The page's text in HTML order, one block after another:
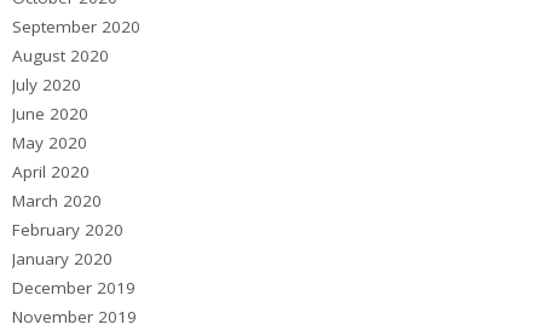
September 2020
August 2020
July 2020
June 2020
May 2020
April 2020
March 2020
February 2020
January 2020
December 2019
November 2019